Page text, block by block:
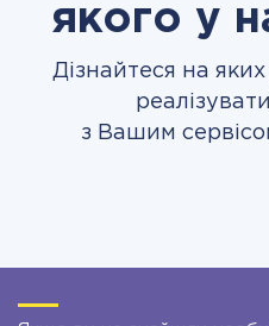
якого у
Дізнайтеся на
з Вашим